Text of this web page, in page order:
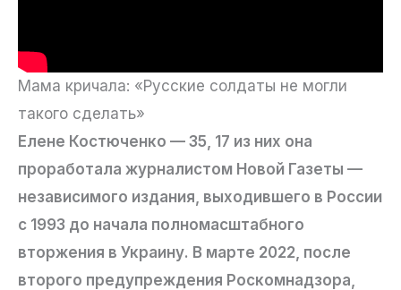
Мама кричала: «Русские солдаты не могли
такого сделать»
Елене Костюченко — 35, 17 из них она
проработала журналистом Новой Газеты —
независимого издания, выходившего в России
с 1993 до начала полномасштабного
вторжения в Украину. В марте 2022, после
второго предупреждения Роскомнадзора,